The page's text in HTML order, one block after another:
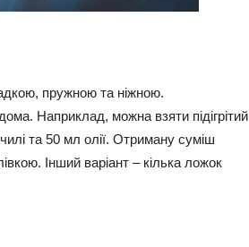
пружною та ніжною.
Наприклад, можна взяти підігрітий
та 50 мл олії. Отриману суміш
Інший варіант – кілька ложок